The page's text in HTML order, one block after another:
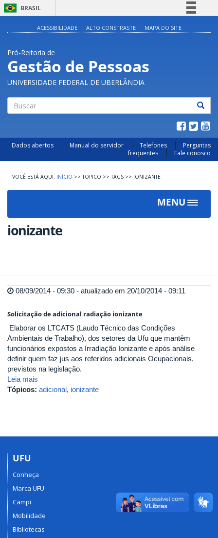
BRASIL
Acesso à informação
Legislação
Canais
ACESSIBILIDADE ALTO CONSTRASTE MAPA DO SITE
Pró-Reitoria de
Gestão de Pessoas
UNIVERSIDADE FEDERAL DE UBERLÂNDIA
Dados abertos Manual do servidor Telefones
Perguntas
frequentes
Fale conosco
INÍCIO >> TOPICO >> TAGS >> IONIZANTE
MENU
Toggle
ionizante
08/09/2014 - 09:30 - atualizado em 20/10/2014 - 09:11
Solicitação de adicional radiação ionizante
Elaborar os LTCATS (Laudo Técnico das Condições
Ambientais de Trabalho), dos setores da Ufu que mantêm
funcionários expostos a Irradiação Ionizante e após análise
definir quem faz jus aos referidos adicionais Ocupacionais,
previstos na legislação.
Leia mais
Tópicos: adicional, ionizante
UFU
Conheça
Marca UFU
Campi
Mobilidade
Bibliotecas